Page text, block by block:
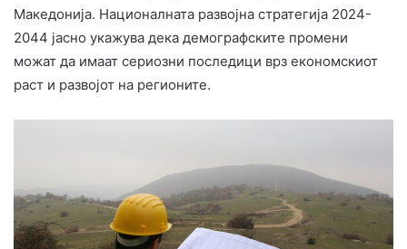
Македонија. Националната развојна стратегија 2024-
2044 јасно укажува дека демографските промени
можат да имаат сериозни последици врз економскиот
раст и развојот на регионите.